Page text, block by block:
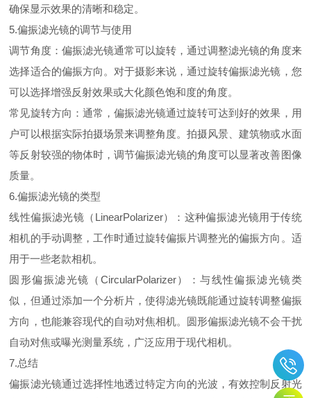
确保显示效果的清晰和稳定。
5.偏振滤光镜的调节与使用
调节角度：偏振滤光镜通常可以旋转，通过调整滤光镜的角度来
选择适合的偏振方向。对于摄影来说，通过旋转偏振滤光镜，您
可以选择增强反射效果或大化颜色饱和度的角度。
常见旋转方向：通常，偏振滤光镜通过旋转可达到好的效果，用
户可以根据实际拍摄场景来调整角度。拍摄风景、建筑物或水面
等反射较强的物体时，调节偏振滤光镜的角度可以显著改善图像
质量。
6.偏振滤光镜的类型
线性偏振滤光镜（LinearPolarizer）：这种偏振滤光镜用于传统
相机的手动调整，工作时通过旋转偏振片调整光的偏振方向。适
用于一些老款相机。
圆形偏振滤光镜（CircularPolarizer）：与线性偏振滤光镜类
似，但通过添加一个分析片，使得滤光镜既能通过旋转调整偏振
方向，也能兼容现代的自动对焦相机。圆形偏振滤光镜不会干扰
自动对焦或曝光测量系统，广泛应用于现代相机。
7.总结
偏振滤光镜通过选择性地透过特定方向的光波，有效控制反射光